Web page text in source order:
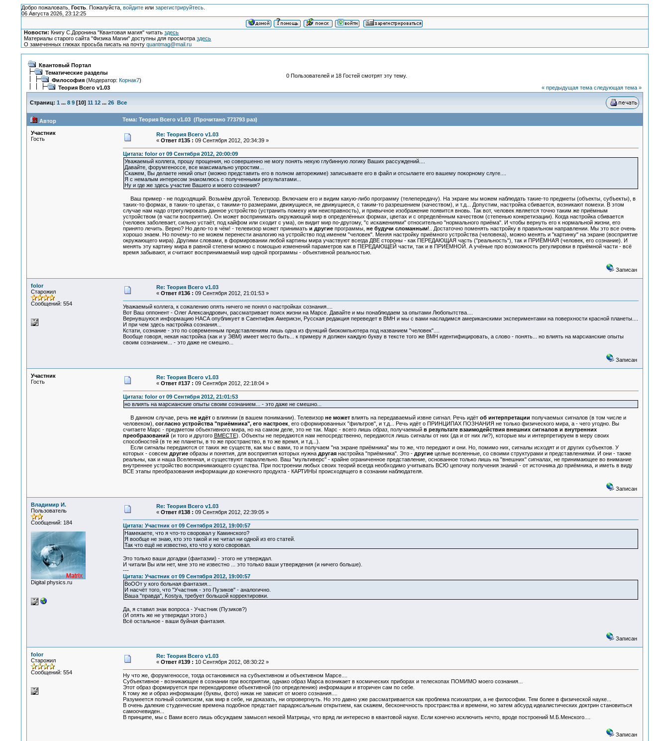
Добро пожаловать, Гость. Пожалуйста, войдитеили зарегистрируйтесь.
06 Августа 2026, 23:12:25
Новости: Книгу С.Доронина "Квантовая магия" читатьздесь
Материалы старого сайта "Физика Магии" доступны для просмотраздесь
О замеченных глюках просьба писать на почтуquantmag@mail.ru
Квантовый Портал
Тематические разделы
Философия(Модератор: Корнак7)
Теория Всего v1.03
0 Пользователей и 18 Гостей смотрят эту тему.
« предыдущая тема следующая тема »
Страниц: 1 ... 8 9[10] 11 12 ... 26 Все
Автор Тема: Теория Всего v1.03 (Прочитано 773793 раз)
Участник
Гость
Re: Теория Всего v1.03
« Ответ #135 : 09 Сентября 2012, 20:34:39 »
Цитата: folor от 09 Сентября 2012, 20:00:09
Уважаемый коллега, прошу прощения, но совершенно не могу понять некую глубинную логику Ваших рассуждений....
Давайте, форумгеноссе, все максимально упростим...
Скажем, Вы делаете некий опыт (можно представить его в полном авторежиме) записываете его в файл и отсылаете его вашему покорному слуге....
Я с немалым интересом знакомлюсь с полученными результатами...
Ну и где же здесь участие Вашего и моего сознания?
Ваш пример - не подходящий. Возьмём другой. Телевизор. Включаем его и видим какую-либо программу (телепередачу). На экране мы можем наблюдать такие-то предметы (объекты, субъекты), в
таких-то формах, в таких-то цветах, с такими-то размерами, движущиеся, не движущиеся, с таким-то разрешением (качеством), и т.д... Допустим, настройка сбивается, возникают помехи. В этом
случае нам надо отрегулировать данное устройство (устранить помеху или неисправность), и привычное изображение появится вновь. Так вот, человек является точно таким же приёмным
устройством (в части восприятия). Он может воспринимать окружающий мир в определённых формах, цветах и с определённым качеством (степенью конкретизации). Когда настройка сбивается
(человек заболевает, сильно устаёт, под кайфом или сходит с ума), он видит мир по-другому, "с искажениями" относительно "нормального приёма". И чтобы вернуть его к нормальной жизни, его
принято лечить. Верно? Но дело-то в чём! - телевизор может принимать и другиепрограммы, не будучи сломанным!.. Достаточно поменять настройку в правильном направлении. Мы это все очень
хорошо знаем. Но почему-то не можем перенести аналогию на устройство под именем "человек". Меняя настройку приёмного устройства (человека), можно менять и "картинку" на экране (восприятие
окружающего мира). Другими словами, в формировании любой картины мира участвуют всегда ДВЕ стороны - как ПЕРЕДАЮЩАЯ часть ("реальность"), так и ПРИЁМНАЯ (человек, его сознание). И
менять эту картину мира в равной степени можно с помощью изменений параметров как в ПЕРЕДАЮЩЕЙ части, так и в ПРИЁМНОЙ. А учёные про возможность регулировки в приёмной части - всё
время забывают, и считают воспринимаемый мир одной программы - объективной реальностью.
Записан
folor
Старожил
Сообщений: 554
Re: Теория Всего v1.03
« Ответ #136 : 09 Сентября 2012, 21:01:53 »
Уважаемый коллега, к сожалению опять ничего не понял о настройках сознания....
Вот Ваш оппонент - Олег Александрович, рассматривает поиск жизни на Марсе. Давайте и мы понаблюдаем за опытами Любопытства....
Вернувшуюся информацию НАСА опубликует в Саентифик Америкэн, Русская редакция переведет в ВМН и мы с вами насладимся американскими экспериментами на поверхности красной планеты....
И при чем здесь настройка сознания...
Кстати, сознание - это по современным представлениям лишь одна из функций биокомпьютера под названием "человек"....
Вообще говоря, некая настройка (как и у ЭВМ) имеет место быть... к примеру я должен каждую букву в тексте того же ВМН идентифицировать, а слово - понять... но влиять на марсианские опыты
своим сознанием... - это даже не смешно...
Записан
Участник
Гость
Re: Теория Всего v1.03
« Ответ #137 : 09 Сентября 2012, 22:18:04 »
Цитата: folor от 09 Сентября 2012, 21:01:53
но влиять на марсианские опыты своим сознанием... - это даже не смешно...
В данном случае, речь не идёто влиянии (в вашем понимании). Телевизор не можетвлиять на передаваемый извне сигнал. Речь идёт об интерпретации получаемых сигналов (в том числе и
человеком), согласно устройства "приёмника", его настроек, его сформированных "фильтров", и т.д... Речь идёт о ПРИНЦИПАХ ПОЗНАНИЯ не только физического мира, а - чего угодно. Вы
считаете Марс - предметом объективного мира, но на самом деле, это не так. Марс - всего лишь образ, получаемый в результате взаимодействия внешних сигналов и внутренних
преобразований (и того и другого ВМЕСТЕ). Объекты не передаются нам непосредственно, передаются лишь сигналы от них (да и от них ли?), которые мы и интерпретируем в меру своих
способностей (в те же планеты, в то же пространство, в то же время, и т.д...).
Если сигналы передаются от таких же существ, как мы с вами, то и получаем "на экране приёмника" мы то же, что передают и они. Но, помимо них, сигналы исходят и от других субъектов. У
которых - совсем другиеобразы и понятия, для восприятия которых нужна другаянастройка "приёмника". Это - другиецелые вселенные, со своими структурами и представлениями. И они - также
реальны, как и наша Вселенная, и существуют параллельно. Ваш "мультиверс" - крайне ограниченное представление, основанное только лишь на "внешних" сигналах, не принимающее во внимание
внутреннее устройство воспринимающего существа. При построении любых своих теорий всегда необходимо учитывать ВСЮ цепочку получения знаний - от источника до приёмника, и иметь в виду
ВСЕ этапы преобразования информации до конечного продукта - КАРТИНЫ происходящего в сознании наблюдателя.
Записан
Владимир И.
Пользователь
Сообщений: 184
Digital physics.ru
Re: Теория Всего v1.03
« Ответ #138 : 09 Сентября 2012, 22:39:05 »
Цитата: Участник от 09 Сентября 2012, 19:00:57
Намекаете, что я что-то своровал у Каминского?
Я вообще не знаю, кто это такой и не читал ни одной из его статей.
Так что ещё не известно, кто что у кого своровал.
Это только ваши догадки (фантазии) - этого не утверждал.
И читали Вы или нет, мне это не известно ... это только ваши утверждения (и ничего больше).
---
Цитата: Участник от 09 Сентября 2012, 19:00:57
ВоООт у кого больная фантазия...
И насчёт того, что "Участник - это Пузиков" - аналогично.
Ваша "правда", Kostya, требует большой корректировки.
Да, я ставил знак вопроса - Участник (Пузиков?)
(И опять же не утверждал этого.)
Всё остальное - ваши буйная фантазия.
Записан
folor
Старожил
Сообщений: 554
Re: Теория Всего v1.03
« Ответ #139 : 10 Сентября 2012, 08:30:22 »
Ну что же, форумгеноссе, тогда остановимся на субъективном и объективном Марсе....
Субъективное - возникающее в сознании при восприятии, однако образ Марса возникает в космических приборах и телескопах ПОМИМО моего сознания...
Этот образ формируется при перекодировке объективной (по определению) информации и вторичен сам по себе.
К тому же и образ информации (буквы, фото) никак не зависит от моего сознания....
Разумеется полный солипсизм, как мир в себе, ни доказать, ни опровергнуть. Но это давно уже рассматривается как проблема психиатрии, а не философии. Тем более в физической науке...
В очень далекие студенческие времена подобное предстает парадоксальным открытием, как скажем, бесконечность пространства и времени, но затем абсурд идеалистических доктрин становиться
самоочевиден...
В принципе, мы с Вами всего лишь обсуждаем замысел некоей Матрицы, что вряд ли интересно в квантовой науке. Если конечно исключить нечто, вроде построений М.Б.Менского....
Записан